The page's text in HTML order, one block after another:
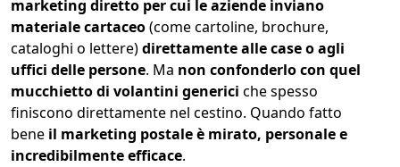
marketing diretto per cui le aziende inviano
materiale cartaceo(come cartoline, brochure,
cataloghi o lettere)direttamente alle case o agli
uffici delle persone. Ma non confonderlo con quel
mucchietto di volantini generici che spesso
finiscono direttamente nel cestino. Quando fatto
bene il marketing postale è mirato, personale e
incredibilmente efficace.